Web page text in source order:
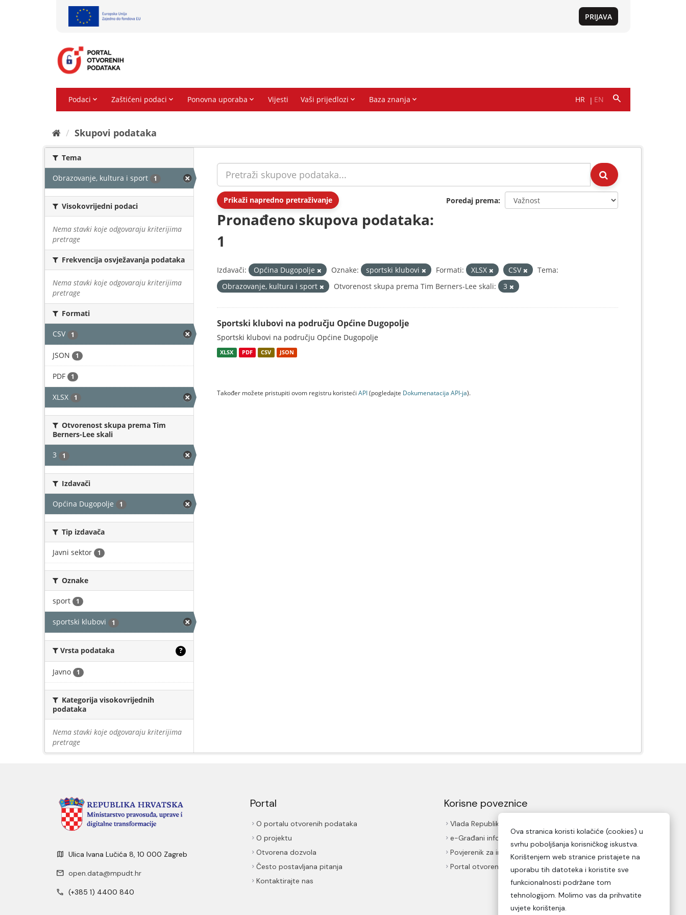
Skupovi podаtаkа
Tema
Obrazovanje, kultura i sport 1
Visokovrijedni podaci
Nema stavki koje odgovaraju kriterijima
pretrage
Frekvencija osvježavanja podataka
Nema stavki koje odgovaraju kriterijima
pretrage
Formati
CSV 1
JSON 1
PDF 1
XLSX 1
Otvorenost skupa prema Tim
Berners-Lee skali
3 1
Izdavači
Općina Dugopolje 1
Tip izdavača
Javni sektor 1
Oznake
sport 1
sportski klubovi 1
Vrsta podataka ?
Javno 1
Kategorija visokovrijednih
podataka
Nema stavki koje odgovaraju kriterijima
pretrage
Prikaži napredno pretraživanje Poredaj prema
Pronađeno skupova podataka:
1
Izdavači: Općina Dugopolje Oznake: sportski klubovi Formati: XLSX CSV
Tema:
Obrazovanje, kultura i sport
Otvorenost skupa prema Tim Berners-Lee skali: 3
Sportski klubovi na području Općine Dugopolje
Sportski klubovi na području Općine Dugopolje
XLSX PDF CSV JSON
Također možete pristupiti ovom registru koristeći API(pogledajte Dokumenаtаcijа API-jа).